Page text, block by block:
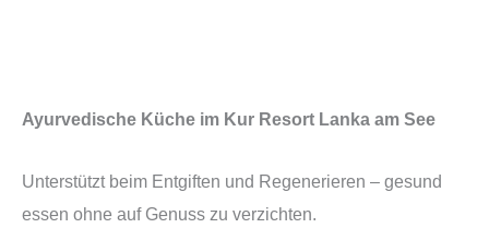
Ayurvedische Küche im Kur Resort Lanka am See
Unterstützt beim Entgiften und Regenerieren – gesund
essen ohne auf Genuss zu verzichten.